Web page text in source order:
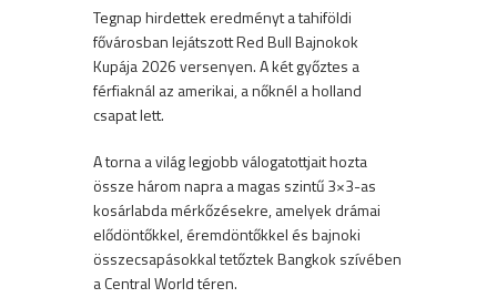
Tegnap hirdettek eredményt a tahiföldi
fővárosban lejátszott Red Bull Bajnokok
Kupája 2026 versenyen. A két győztes a
férfiaknál az amerikai, a nőknél a holland
csapat lett.
A torna a világ legjobb válogatottjait hozta
össze három napra a magas szintű 3×3-as
kosárlabda mérkőzésekre, amelyek drámai
elődöntőkkel, éremdöntőkkel és bajnoki
összecsapásokkal tetőztek Bangkok szívében
a Central World téren.